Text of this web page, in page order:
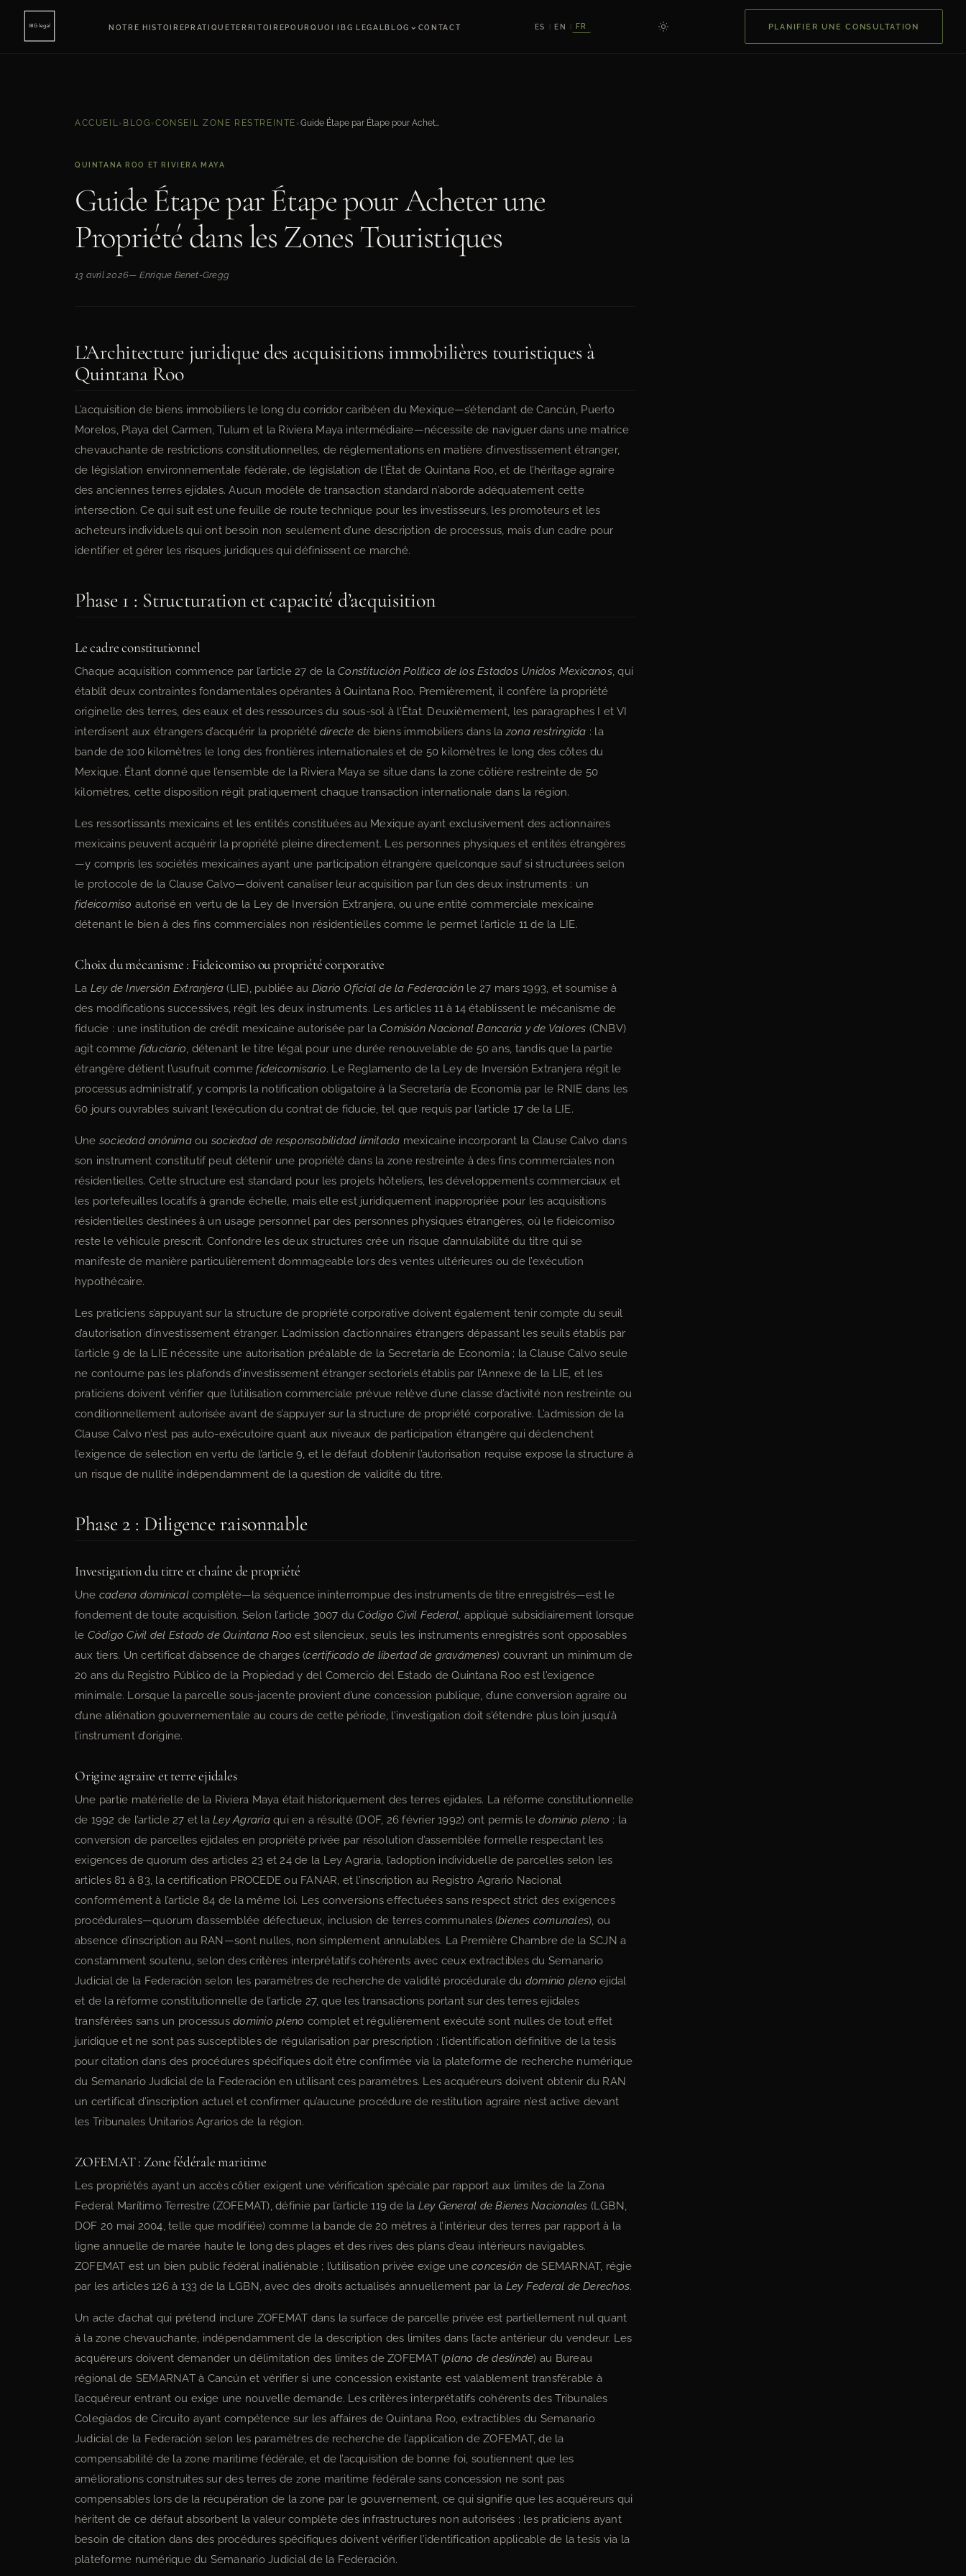
NOTRE HISTOIREPRATIQUETERRITOIREPOURQUOI IBG LEGALBLOG ⌄ CONTACT ES EN FR PLANIFIER UNE CONSULTATION
ACCUEIL › BLOG ›CONSEIL ZONE RESTREINTE › Guide Étape par Étape pour Acheter une Propriété dans les Zones Touristiques
QUINTANA ROO ET RIVIERA MAYA
Guide Étape par Étape pour Acheter une
Propriété dans les Zones Touristiques
13 avril 2026— Enrique Benet-Gregg
L’Architecture juridique des acquisitions immobilières touristiques à
Quintana Roo
L’acquisition de biens immobiliers le long du corridor caribéen du Mexique—s’étendant de Cancún, Puerto
Morelos, Playa del Carmen, Tulum et la Riviera Maya intermédiaire—nécessite de naviguer dans une matrice
chevauchante de restrictions constitutionnelles, de réglementations en matière d’investissement étranger,
de législation environnementale fédérale, de législation de l’État de Quintana Roo, et de l’héritage agraire
des anciennes terres ejidales. Aucun modèle de transaction standard n’aborde adéquatement cette
intersection. Ce qui suit est une feuille de route technique pour les investisseurs, les promoteurs et les
acheteurs individuels qui ont besoin non seulement d’une description de processus, mais d’un cadre pour
identifier et gérer les risques juridiques qui définissent ce marché.
Phase 1 : Structuration et capacité d’acquisition
Le cadre constitutionnel
Chaque acquisition commence par l’article 27 de laConstitución Política de los Estados Unidos Mexicanos, qui
établit deux contraintes fondamentales opérantes à Quintana Roo. Premièrement, il confère la propriété
originelle des terres, des eaux et des ressources du sous-sol à l’État. Deuxièmement, les paragraphes I et VI
interdisent aux étrangers d’acquérir la propriété directe de biens immobiliers dans lazona restringida : la
bande de 100 kilomètres le long des frontières internationales et de 50 kilomètres le long des côtes du
Mexique. Étant donné que l’ensemble de la Riviera Maya se situe dans la zone côtière restreinte de 50
kilomètres, cette disposition régit pratiquement chaque transaction internationale dans la région.
Les ressortissants mexicains et les entités constituées au Mexique ayant exclusivement des actionnaires
mexicains peuvent acquérir la propriété pleine directement. Les personnes physiques et entités étrangères
—y compris les sociétés mexicaines ayant une participation étrangère quelconque sauf si structurées selon
le protocole de la Clause Calvo—doivent canaliser leur acquisition par l’un des deux instruments : un
fideicomiso autorisé en vertu de la Ley de Inversión Extranjera, ou une entité commerciale mexicaine
détenant le bien à des fins commerciales non résidentielles comme le permet l’article 11 de la LIE.
Choix du mécanisme : Fideicomiso ou propriété corporative
La Ley de Inversión Extranjera (LIE), publiée au Diario Oficial de la Federación le 27 mars 1993, et soumise à
des modifications successives, régit les deux instruments. Les articles 11 à 14 établissent le mécanisme de
fiducie : une institution de crédit mexicaine autorisée par laComisión Nacional Bancaria y de Valores (CNBV)
agit comme fiduciario, détenant le titre légal pour une durée renouvelable de 50 ans, tandis que la partie
étrangère détient l’usufruit commefideicomisario. Le Reglamento de la Ley de Inversión Extranjera régit le
processus administratif, y compris la notification obligatoire à la Secretaría de Economía par le RNIE dans les
60 jours ouvrables suivant l’exécution du contrat de fiducie, tel que requis par l’article 17 de la LIE.
Une sociedad anónimaou sociedad de responsabilidad limitada mexicaine incorporant la Clause Calvo dans
son instrument constitutif peut détenir une propriété dans la zone restreinte à des fins commerciales non
résidentielles. Cette structure est standard pour les projets hôteliers, les développements commerciaux et
les portefeuilles locatifs à grande échelle, mais elle est juridiquement inappropriée pour les acquisitions
résidentielles destinées à un usage personnel par des personnes physiques étrangères, où le fideicomiso
reste le véhicule prescrit. Confondre les deux structures crée un risque d’annulabilité du titre qui se
manifeste de manière particulièrement dommageable lors des ventes ultérieures ou de l’exécution
hypothécaire.
Les praticiens s’appuyant sur la structure de propriété corporative doivent également tenir compte du seuil
d’autorisation d’investissement étranger. L’admission d’actionnaires étrangers dépassant les seuils établis par
l’article 9 de la LIE nécessite une autorisation préalable de la Secretaría de Economía ; la Clause Calvo seule
ne contourne pas les plafonds d’investissement étranger sectoriels établis par l’Annexe de la LIE, et les
praticiens doivent vérifier que l’utilisation commerciale prévue relève d’une classe d’activité non restreinte ou
conditionnellement autorisée avant de s’appuyer sur la structure de propriété corporative. L’admission de la
Clause Calvo n’est pas auto-exécutoire quant aux niveaux de participation étrangère qui déclenchent
l’exigence de sélection en vertu de l’article 9, et le défaut d’obtenir l’autorisation requise expose la structure à
un risque de nullité indépendamment de la question de validité du titre.
Phase 2 : Diligence raisonnable
Investigation du titre et chaîne de propriété
Une cadena dominicalcomplète—la séquence ininterrompue des instruments de titre enregistrés—est le
fondement de toute acquisition. Selon l’article 3007 duCódigo Civil Federal, appliqué subsidiairement lorsque
le Código Civil del Estado de Quintana Roo est silencieux, seuls les instruments enregistrés sont opposables
aux tiers. Un certificat d’absence de charges (certificado de libertad de gravámenes) couvrant un minimum de
20 ans du Registro Público de la Propiedad y del Comercio del Estado de Quintana Roo est l’exigence
minimale. Lorsque la parcelle sous-jacente provient d’une concession publique, d’une conversion agraire ou
d’une aliénation gouvernementale au cours de cette période, l’investigation doit s’étendre plus loin jusqu’à
l’instrument d’origine.
Origine agraire et terre ejidales
Une partie matérielle de la Riviera Maya était historiquement des terres ejidales. La réforme constitutionnelle
de 1992 de l’article 27 et laLey Agrariaqui en a résulté (DOF, 26 février 1992) ont permis ledominio pleno : la
conversion de parcelles ejidales en propriété privée par résolution d’assemblée formelle respectant les
exigences de quorum des articles 23 et 24 de la Ley Agraria, l’adoption individuelle de parcelles selon les
articles 81 à 83, la certification PROCEDE ou FANAR, et l’inscription au Registro Agrario Nacional
conformément à l’article 84 de la même loi. Les conversions effectuées sans respect strict des exigences
procédurales—quorum d’assemblée défectueux, inclusion de terres communales (bienes comunales), ou
absence d’inscription au RAN—sont nulles, non simplement annulables. La Première Chambre de la SCJN a
constamment soutenu, selon des critères interprétatifs cohérents avec ceux extractibles du Semanario
Judicial de la Federación selon les paramètres de recherche de validité procédurale du dominio pleno ejidal
et de la réforme constitutionnelle de l’article 27, que les transactions portant sur des terres ejidales
transférées sans un processusdominio pleno complet et régulièrement exécuté sont nulles de tout effet
juridique et ne sont pas susceptibles de régularisation par prescription ; l’identification définitive de la tesis
pour citation dans des procédures spécifiques doit être confirmée via la plateforme de recherche numérique
du Semanario Judicial de la Federación en utilisant ces paramètres. Les acquéreurs doivent obtenir du RAN
un certificat d’inscription actuel et confirmer qu’aucune procédure de restitution agraire n’est active devant
les Tribunales Unitarios Agrarios de la région.
ZOFEMAT : Zone fédérale maritime
Les propriétés ayant un accès côtier exigent une vérification spéciale par rapport aux limites de la Zona
Federal Marítimo Terrestre (ZOFEMAT), définie par l’article 119 de la Ley General de Bienes Nacionales (LGBN,
DOF 20 mai 2004, telle que modifiée) comme la bande de 20 mètres à l’intérieur des terres par rapport à la
ligne annuelle de marée haute le long des plages et des rives des plans d’eau intérieurs navigables.
ZOFEMAT est un bien public fédéral inaliénable ; l’utilisation privée exige uneconcesión de SEMARNAT, régie
par les articles 126 à 133 de la LGBN, avec des droits actualisés annuellement par la Ley Federal de Derechos.
Un acte d’achat qui prétend inclure ZOFEMAT dans la surface de parcelle privée est partiellement nul quant
à la zone chevauchante, indépendamment de la description des limites dans l’acte antérieur du vendeur. Les
acquéreurs doivent demander un délimitation des limites de ZOFEMAT (plano de deslinde) au Bureau
régional de SEMARNAT à Cancún et vérifier si une concession existante est valablement transférable à
l’acquéreur entrant ou exige une nouvelle demande. Les critères interprétatifs cohérents des Tribunales
Colegiados de Circuito ayant compétence sur les affaires de Quintana Roo, extractibles du Semanario
Judicial de la Federación selon les paramètres de recherche de l’application de ZOFEMAT, de la
compensabilité de la zone maritime fédérale, et de l’acquisition de bonne foi, soutiennent que les
améliorations construites sur des terres de zone maritime fédérale sans concession ne sont pas
compensables lors de la récupération de la zone par le gouvernement, ce qui signifie que les acquéreurs qui
héritent de ce défaut absorbent la valeur complète des infrastructures non autorisées ; les praticiens ayant
besoin de citation dans des procédures spécifiques doivent vérifier l’identification applicable de la tesis via la
plateforme numérique du Semanario Judicial de la Federación.